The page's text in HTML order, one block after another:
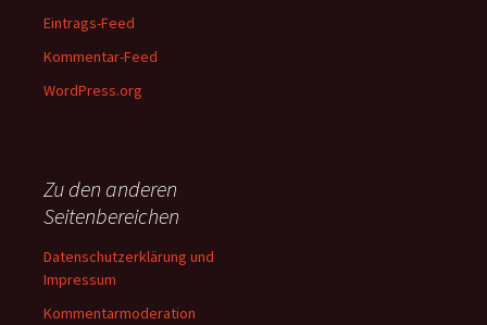
Eintrags-Feed
Kommentar-Feed
WordPress.org
Zu den anderen
Seitenbereichen
Datenschutzerklärung und
Impressum
Kommentarmoderation